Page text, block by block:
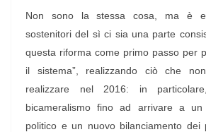
Non sono la stessa cosa, ma è
sostenitori del sì ci sia una parte
questa riforma come primo passo per
il sistema”, realizzando ciò che
realizzare nel 2016: in
bicameralismo fino ad arrivare a un
politico e un nuovo bilanciamento